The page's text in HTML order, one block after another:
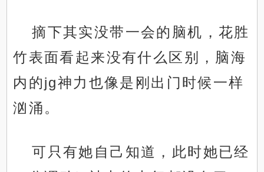
摘下其实没带一会的脑机，花胜
竹表面看起来没有什么区别，脑海
内的jg神力也像是刚出门时候一样
汹涌。
可只有她自己知道，此时她已经